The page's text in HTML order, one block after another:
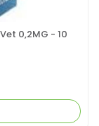
0,2MG - 10